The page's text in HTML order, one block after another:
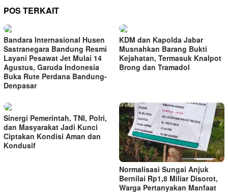
POS TERKAIT
Bandara Internasional Husen
Sastranegara Bandung Resmi
Layani Pesawat Jet Mulai 14
Agustus, Garuda Indonesia
Buka Rute Perdana Bandung-
Denpasar
KDM dan Kapolda Jabar
Musnahkan Barang Bukti
Kejahatan, Termasuk Knalpot
Brong dan Tramadol
Sinergi Pemerintah, TNI, Polri,
dan Masyarakat Jadi Kunci
Ciptakan Kondisi Aman dan
Kondusif
Normalisasi Sungai Anjuk
Bernilai Rp1,8 Miliar Disorot,
Warga Pertanyakan Manfaat